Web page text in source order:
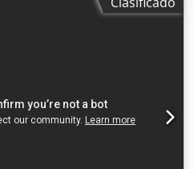
Máquina N° 0128 Longitud de
garantía ni garantía